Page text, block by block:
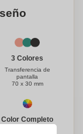
3 Colores
Transferencia de
pantalla
70 x 30 mm
Color Completo